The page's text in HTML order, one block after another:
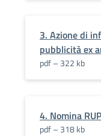
3. Azione di
pubblicità ex
pdf – 322 kb
4. Nomina RUP
pdf – 318 kb